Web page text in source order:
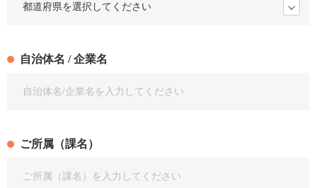
自治体名 / 企業名
ご所属（課名）